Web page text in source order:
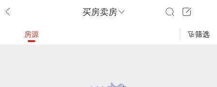
买房卖房
房源 筛选